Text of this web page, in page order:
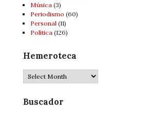
Música (3)
Periodismo (60)
Personal (11)
Política (126)
Hemeroteca
Hemeroteca
Buscador